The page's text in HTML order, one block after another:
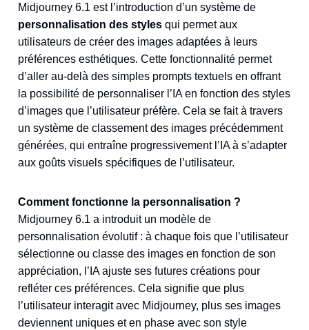
Midjourney 6.1 est l’introduction d’un système de
personnalisation des styles qui permet aux
utilisateurs de créer des images adaptées à leurs
préférences esthétiques. Cette fonctionnalité permet
d’aller au-delà des simples prompts textuels en offrant
la possibilité de personnaliser l’IA en fonction des styles
d’images que l’utilisateur préfère. Cela se fait à travers
un système de classement des images précédemment
générées, qui entraîne progressivement l’IA à s’adapter
aux goûts visuels spécifiques de l’utilisateur.
Comment fonctionne la personnalisation ?
Midjourney 6.1 a introduit un modèle de
personnalisation évolutif : à chaque fois que l’utilisateur
sélectionne ou classe des images en fonction de son
appréciation, l’IA ajuste ses futures créations pour
refléter ces préférences. Cela signifie que plus
l’utilisateur interagit avec Midjourney, plus ses images
deviennent uniques et en phase avec son style